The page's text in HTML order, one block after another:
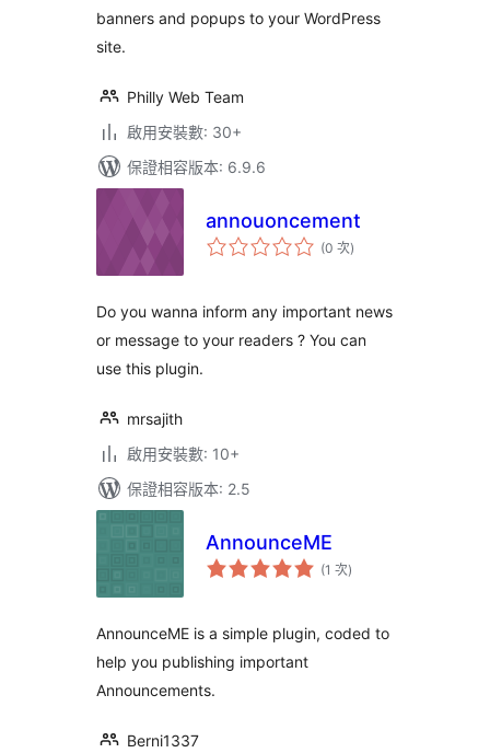
banners and popups to your WordPress
site.
Philly Web Team
啟用安裝數: 30+
保證相容版本: 6.9.6
annouoncement
(0 次評
分)
Do you wanna inform any important news
or message to your readers ? You can
use this plugin.
mrsajith
啟用安裝數: 10+
保證相容版本: 2.5
AnnounceME
(1 次評
分)
AnnounceME is a simple plugin, coded to
help you publishing important
Announcements.
Berni1337